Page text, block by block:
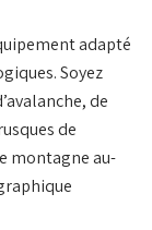
adapté
Soyez
de
de
montagne au-